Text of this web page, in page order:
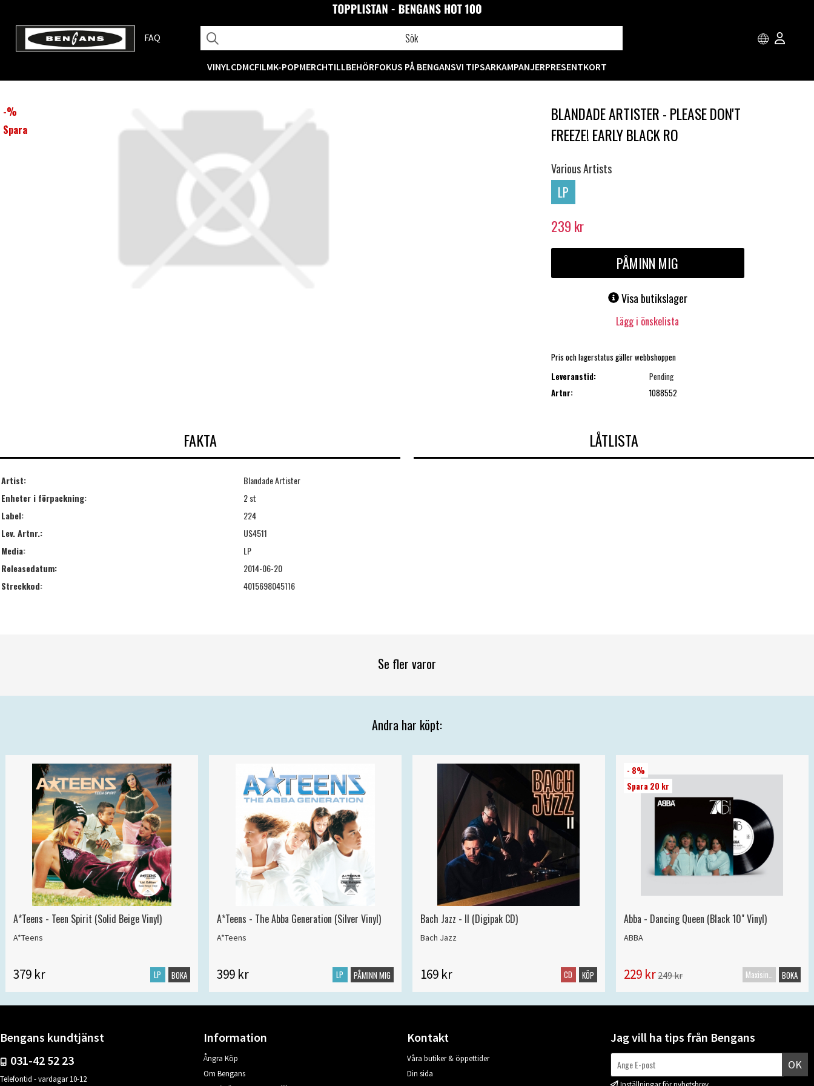
FAQ
VINYLCDMCFILMK-POPMERCHTILLBEHÖRFOKUS PÅ BENGANSVI TIPSARKAMPANJERPRESENTKORT
-%
Spara
BLANDADE ARTISTER - PLEASE DON'T
FREEZE! EARLY BLACK RO
Various Artists
LP
239 kr
PÅMINN MIG
Visa butikslager
Lägg i önskelista
Pris och lagerstatus gäller webbshoppen
Leveranstid:
Pending
Artnr:
1088552
FAKTA
Artist:
Blandade Artister
Enheter i förpackning:
2 st
Label:
224
Lev. Artnr.:
US4511
Media:
LP
Releasedatum:
2014-06-20
Streckkod:
4015698045116
LÅTLISTA
Se fler varor
Andra har köpt:
A*Teens - Teen Spirit (Solid Beige Vinyl)
A*Teens
379 kr LP BOKA
A*Teens - The Abba Generation (Silver Vinyl)
A*Teens
399 kr LP PÅMINN MIG
Bach Jazz - II (Digipak CD)
Bach Jazz
169 kr CD KÖP
- 8%
Spara 20 kr
Abba - Dancing Queen (Black 10" Vinyl)
ABBA
229 kr249 kr Maxisingel BOKA
Bengans kundtjänst
031-42 52 23
Telefontid - vardagar 10-12
Information
Ångra Köp
Om Bengans
Kontakt
Våra butiker & öppettider
Din sida
Jag vill ha tips från Bengans
OK